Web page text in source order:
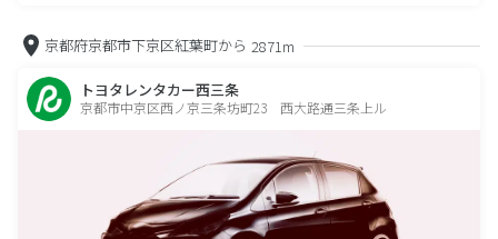
京都府京都市下京区紅葉町から 2871m
トヨタレンタカー西三条
京都市中京区西ノ京三条坊町23 西大路通三条上ル